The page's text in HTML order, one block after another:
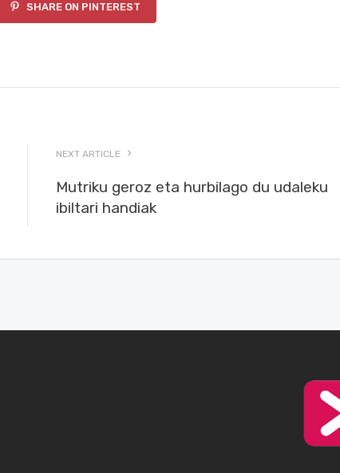
SHARE ON PINTEREST
NEXT ARTICLE
Mutriku geroz eta hurbilago du udaleku
ibiltari handiak